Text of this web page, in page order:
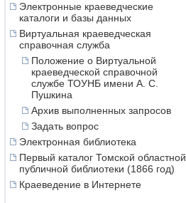
Электронные краеведческие
каталоги и базы данных
Виртуальная краеведческая
справочная служба
Положение о Виртуальной
краеведческой справочной
службе ТОУНБ имени А. С.
Пушкина
Архив выполненных запросов
Задать вопрос
Электронная библиотека
Первый каталог Томской областной
публичной библиотеки (1866 год)
Краеведение в Интернете